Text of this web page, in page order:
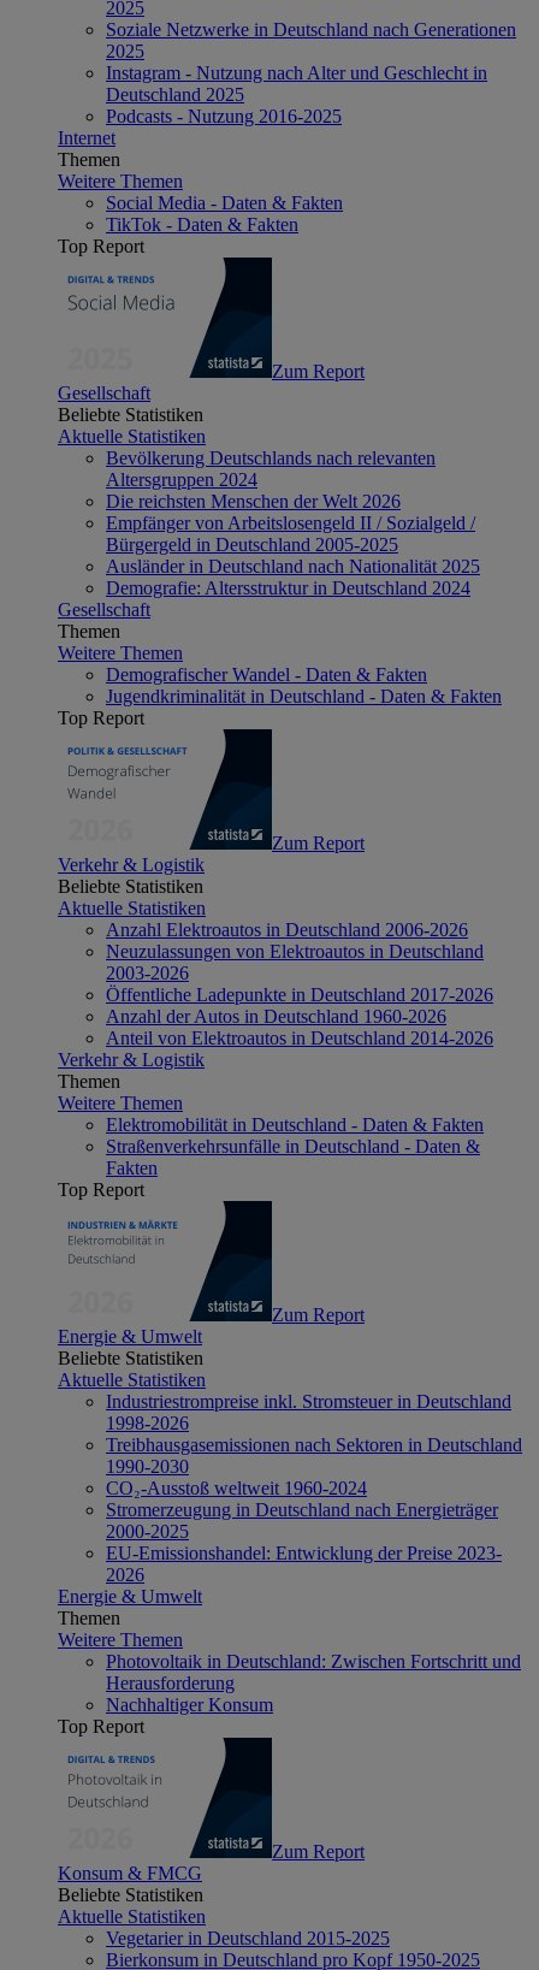
2025
Soziale Netzwerke in Deutschland nach Generationen
2025
Instagram - Nutzung nach Alter und Geschlecht in
Deutschland 2025
Podcasts - Nutzung 2016-2025
Internet
Themen
Weitere Themen
Social Media - Daten & Fakten
TikTok - Daten & Fakten
Top Report
Zum Report
Gesellschaft
Beliebte Statistiken
Aktuelle Statistiken
Bevölkerung Deutschlands nach relevanten
Altersgruppen 2024
Die reichsten Menschen der Welt 2026
Empfänger von Arbeitslosengeld II / Sozialgeld /
Bürgergeld in Deutschland 2005-2025
Ausländer in Deutschland nach Nationalität 2025
Demografie: Altersstruktur in Deutschland 2024
Gesellschaft
Themen
Weitere Themen
Demografischer Wandel - Daten & Fakten
Jugendkriminalität in Deutschland - Daten & Fakten
Top Report
Zum Report
Verkehr & Logistik
Beliebte Statistiken
Aktuelle Statistiken
Anzahl Elektroautos in Deutschland 2006-2026
Neuzulassungen von Elektroautos in Deutschland
2003-2026
Öffentliche Ladepunkte in Deutschland 2017-2026
Anzahl der Autos in Deutschland 1960-2026
Anteil von Elektroautos in Deutschland 2014-2026
Verkehr & Logistik
Themen
Weitere Themen
Elektromobilität in Deutschland - Daten & Fakten
Straßenverkehrsunfälle in Deutschland - Daten &
Fakten
Top Report
Zum Report
Energie & Umwelt
Beliebte Statistiken
Aktuelle Statistiken
Industriestrompreise inkl. Stromsteuer in Deutschland
1998-2026
Treibhausgasemissionen nach Sektoren in Deutschland
1990-2030
CO₂-Ausstoß weltweit 1960-2024
Stromerzeugung in Deutschland nach Energieträger
2000-2025
EU-Emissionshandel: Entwicklung der Preise 2023-
2026
Energie & Umwelt
Themen
Weitere Themen
Photovoltaik in Deutschland: Zwischen Fortschritt und
Herausforderung
Nachhaltiger Konsum
Top Report
Zum Report
Konsum & FMCG
Beliebte Statistiken
Aktuelle Statistiken
Vegetarier in Deutschland 2015-2025
Bierkonsum in Deutschland pro Kopf 1950-2025